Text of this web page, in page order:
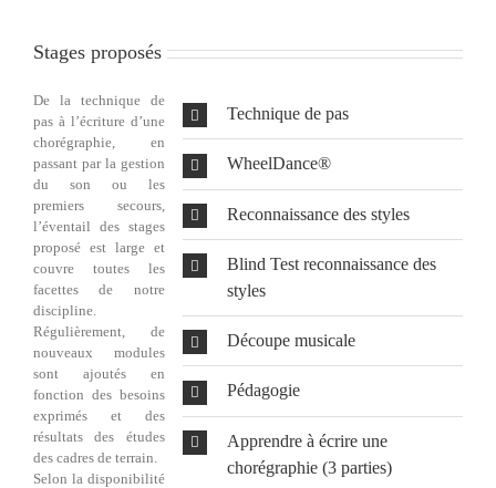
raisonnable.
Stages proposés
De la technique de
pas à l’écriture d’une
chorégraphie, en
passant par la gestion
du son ou les
premiers secours,
l’éventail des stages
proposé est large et
couvre toutes les
facettes de notre
discipline.
Régulièrement, de
nouveaux modules
sont ajoutés en
fonction des besoins
exprimés et des
résultats des études
des cadres de terrain.
Selon la disponibilité
Technique de pas
WheelDance®
Reconnaissance des styles
Blind Test reconnaissance des
styles
Découpe musicale
Pédagogie
Apprendre à écrire une
chorégraphie (3 parties)